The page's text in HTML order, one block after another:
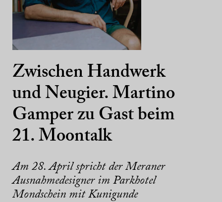
Zwischen Handwerk
und Neugier. Martino
Gamper zu Gast beim
21. Moontalk
Am 28. April spricht der Meraner
Ausnahmedesigner im Parkhotel
Mondschein mit Kunigunde